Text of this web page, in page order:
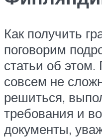
Как получить
поговорим
статьи об этом.
совсем не
решиться,
требования и
документы,